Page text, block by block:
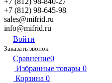
+7 (812) 98-645-98
sales@mifrid.ru
info@mifrid.ru
Войти
Заказать звонок
Сравнение0
Избранные товары 0
Корзина 0